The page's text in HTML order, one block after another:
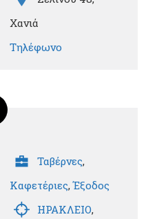
Χανιά
Τηλέφωνο
Ταβέρνες,
Καφετέριες,Έξοδος
ΗΡΑΚΛΕΙΟ,